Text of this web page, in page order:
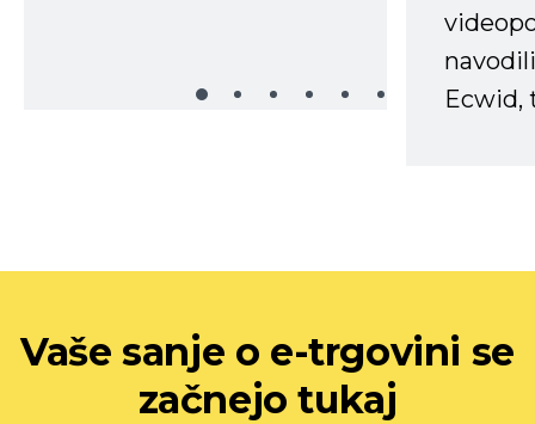
Ecwid,
Vaše sanje o e-trgovini se
začnejo tukaj